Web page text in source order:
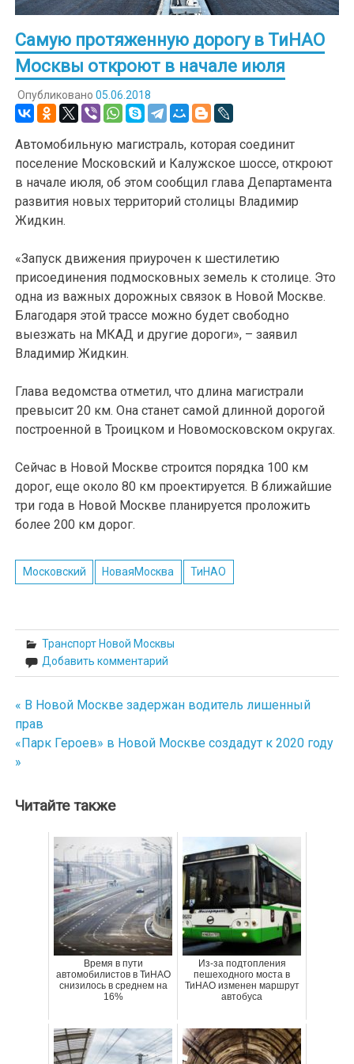
Самую протяженную дорогу в ТиНАО
Москвы откроют в начале июля
Опубликовано 05.06.2018
Автомобильную магистраль, которая соединит
поселение Московский и Калужское шоссе, откроют
в начале июля, об этом сообщил глава Департамента
развития новых территорий столицы Владимир
Жидкин.
«Запуск движения приурочен к шестилетию
присоединения подмосковных земель к столице. Это
одна из важных дорожных связок в Новой Москве.
Благодаря этой трассе можно будет свободно
выезжать на МКАД и другие дороги», – заявил
Владимир Жидкин.
Глава ведомства отметил, что длина магистрали
превысит 20 км. Она станет самой длинной дорогой
построенной в Троицком и Новомосковском округах.
Сейчас в Новой Москве строится порядка 100 км
дорог, еще около 80 км проектируется. В ближайшие
три года в Новой Москве планируется проложить
более 200 км дорог.
Московский НоваяМосква ТиНАО
Транспорт Новой Москвы
Добавить комментарий
Навигация
по
записям
« В Новой Москве задержан водитель лишенный
прав
«Парк Героев» в Новой Москве создадут к 2020 году
»
Читайте также
Время в пути
автомобилистов в ТиНАО
снизилось в среднем на
16%
Из-за подтопления
пешеходного моста в
ТиНАО изменен маршрут
автобуса